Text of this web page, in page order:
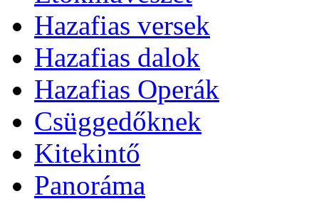
Hazafias versek
Hazafias dalok
Hazafias Operák
Csüggedőknek
Kitekintő
Panoráma